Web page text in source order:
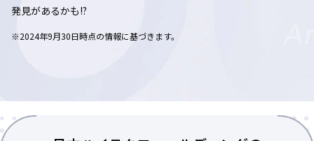
発見があるかも!?
※2024年9月30日時点の情報に基づきます。